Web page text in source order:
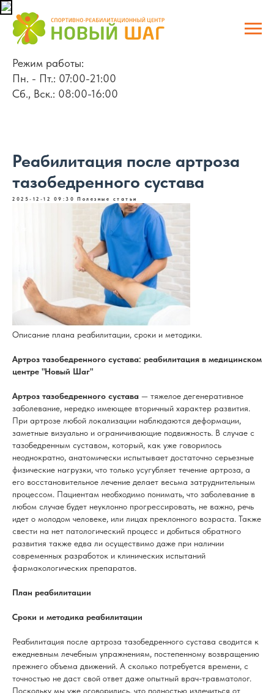
Режим работы:
Пн. - Пт.: 07:00-21:00
Сб., Вск.: 08:00-16:00
Реабилитация после артроза
тазобедренного сустава
2025-12-12 09:30 Полезные статьи
Описание плана реабилитации, сроки и методики.
Артроз тазобедренного сустава: реабилитация в медицинском
центре "Новый Шаг"
Артроз тазобедренного сустава — тяжелое дегенеративное
заболевание, нередко имеющее вторичный характер развития.
При артрозе любой локализации наблюдаются деформации,
заметные визуально и ограничивающие подвижность. В случае с
тазобедренным суставом, который, как уже говорилось
неоднократно, анатомически испытывает достаточно серьезные
физические нагрузки, что только усугубляет течение артроза, а
его восстановительное лечение делает весьма затруднительным
процессом. Пациентам необходимо понимать, что заболевание в
любом случае будет неуклонно прогрессировать, не важно, речь
идет о молодом человеке, или лицах преклонного возраста. Также
свести на нет патологический процесс и добиться обратного
развития также едва ли осуществимо даже при наличии
современных разработок и клинических испытаний
фармакологических препаратов.
План реабилитации
Сроки и методика реабилитации
Реабилитация после артроза тазобедренного сустава сводится к
ежедневным лечебным упражнениям, постепенному возвращению
прежнего объема движений. А сколько потребуется времени, с
точностью не даст свой ответ даже опытный врач-травматолог.
Поскольку мы уже оговорились, что полностью излечиться от